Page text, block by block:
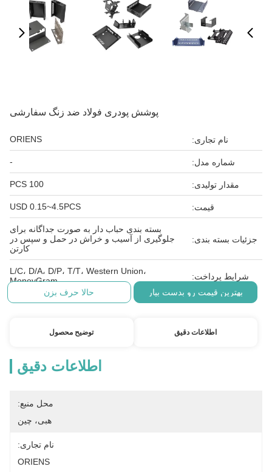
پوشش پودری فولاد ضد زنگ سفارشی
نام تجاری: ORIENS
شماره مدل: -
مقدار تولیدی: 100 PCS
قیمت: USD 0.15~4.5PCS
جزئیات بسته بندی:
بسته بندی حباب دار به صورت جداگانه برای
جلوگیری از آسیب و خراش در حمل و سپس در
کارتن
شرایط پرداخت:
L/C، D/A، D/P، T/T، Western Union،
MoneyGram
بهترین قیمت رو بدست بیار
حالا حرف بزن
اطلاعات دقیق توضیح محصول
اطلاعات دقیق
محل منبع:
هبی، چین
نام تجاری:
ORIENS